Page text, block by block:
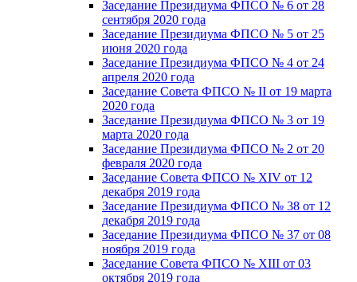
Заседание Президиума ФПСО № 6 от 28
сентября 2020 года
Заседание Президиума ФПСО № 5 от 25
июня 2020 года
Заседание Президиума ФПСО № 4 от 24
апреля 2020 года
Заседание Совета ФПСО № II от 19 марта
2020 года
Заседание Президиума ФПСО № 3 от 19
марта 2020 года
Заседание Президиума ФПСО № 2 от 20
февраля 2020 года
Заседание Совета ФПСО № XIV от 12
декабря 2019 года
Заседание Президиума ФПСО № 38 от 12
декабря 2019 года
Заседание Президиума ФПСО № 37 от 08
ноября 2019 года
Заседание Совета ФПСО № XIII от 03
октября 2019 года